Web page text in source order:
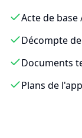
Acte de
Décompte
Documents
Plans de